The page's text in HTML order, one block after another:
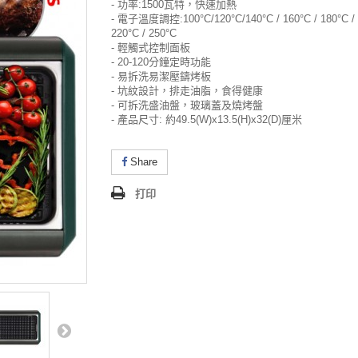
- 功率:1500瓦特，快速加熱
- 電子溫度調控:100°C/120°C/140°C / 160°C / 180°C /
220°C / 250°C
- 輕觸式控制面板
- 20-120分鐘定時功能
- 易拆洗易潔壓鑄烤板
- 坑紋設計，排走油脂，食得健康
- 可拆洗盛油盤，玻璃蓋及燒烤盤
- 產品尺寸: 約49.5(W)x13.5(H)x32(D)厘米
Share
打印